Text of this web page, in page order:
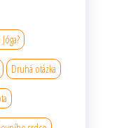
Druhá otázka